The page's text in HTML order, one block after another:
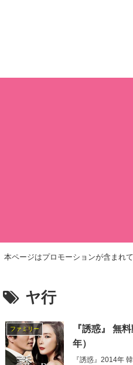
本ページはプロモーションが含まれ
ヤ行
ファミリー
『誘惑』 無
年）
『誘惑』2014年